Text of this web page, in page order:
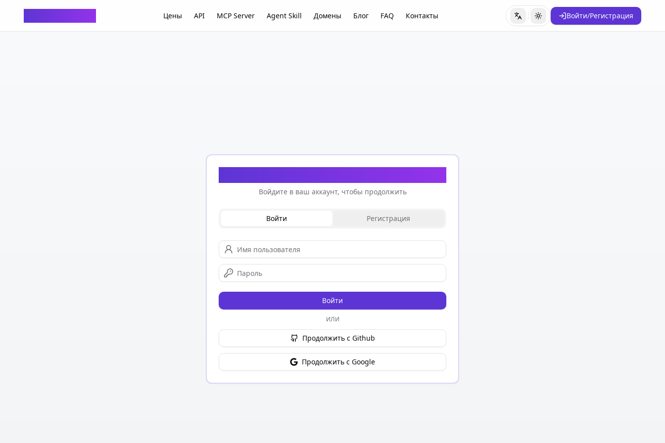
Цены API MCP Server Agent Skill Домены Блог FAQ Контакты Переключить язык
Переключить тему
Войти/Регистрация
Войдите в ваш аккаунт, чтобы продолжить
Войти Регистрация
Войти
ИЛИ
Продолжить с Github
Продолжить с Google